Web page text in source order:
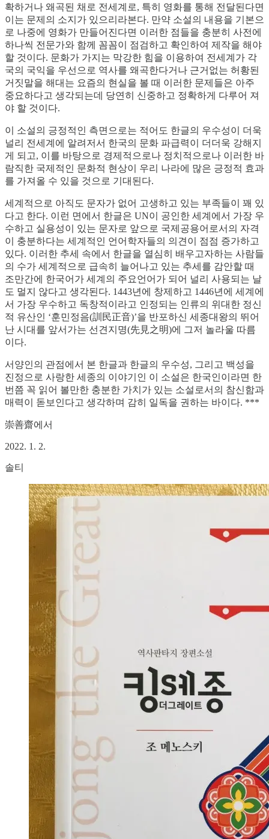
확하거나 왜곡된 채로 전세계로, 특히 영화를 통해 전달된다면
이는 문제의 소지가 있으리라본다. 만약 소설의 내용을 기본으
로 나중에 영화가 만들어진다면 이러한 점들을 충분히 사전에
하나씩 전문가와 함께 꼼꼼이 점검하고 확인하여 제작을 해야
할 것이다. 문화가 가지는 막강한 힘을 이용하여 전세계가 각
국의 국익을 우선으로 역사를 왜곡한다거나 근거없는 허황된
거짓말을 해대는 요즘의 현실을 볼 때 이러한 문제들은 아주
중요하다고 생각되는데 당연히 신중하고 정확하게 다루어 져
야 할 것이다.
이 소설의 긍정적인 측면으로는 적어도 한글의 우수성이 더욱
널리 전세계에 알려저서 한국의 문화 파급력이 더더욱 강해지
게 되고, 이를 바탕으로 경제적으로나 정치적으로나 이러한 바
람직한 국제적인 문화적 현상이 우리 나라에 많은 긍정적 효과
를 가져올 수 있을 것으로 기대된다.
세계적으로 아직도 문자가 없어 고생하고 있는 부족들이 꽤 있
다고 한다. 이런 면에서 한글은 UN이 공인한 세계에서 가장 우
수하고 실용성이 있는 문자로 앞으로 국제공용어로서의 자격
이 충분하다는 세계적인 언어학자들의 의견이 점점 증가하고
있다. 이러한 추세 속에서 한글을 열심히 배우고자하는 사람들
의 수가 세계적으로 급속히 늘어나고 있는 추세를 감안할 때
조만간에 한국어가 세계의 주요언어가 되어 널리 사용되는 날
도 멀지 않다고 생각된다. 1443년에 창제하고 1446년에 세계에
서 가장 우수하고 독창적이라고 인정되는 인류의 위대한 정신
적 유산인 ‘훈민정음(訓民正音)’을 반포하신 세종대왕의 뛰어
난 시대를 앞서가는 선견지명(先見之明)에 그저 놀라울 따름
이다.
서양인의 관점에서 본 한글과 한글의 우수성, 그리고 백성을
진정으로 사랑한 세종의 이야기인 이 소설은 한국인이라면 한
번쯤 꼭 읽어 볼만한 충분한 가치가 있는 소설로서의 참신함과
매력이 돋보인다고 생각하며 감히 일독을 권하는 바이다. ***
崇善齋에서
2022. 1. 2.
솔티